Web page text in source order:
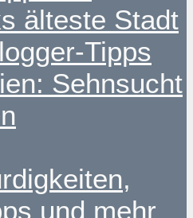
älteste Stadt
Tipps
Sehnsucht
und mehr